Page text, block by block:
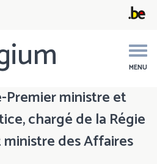
MENU
Premier ministre et
chargé de la Régie
des Affaires